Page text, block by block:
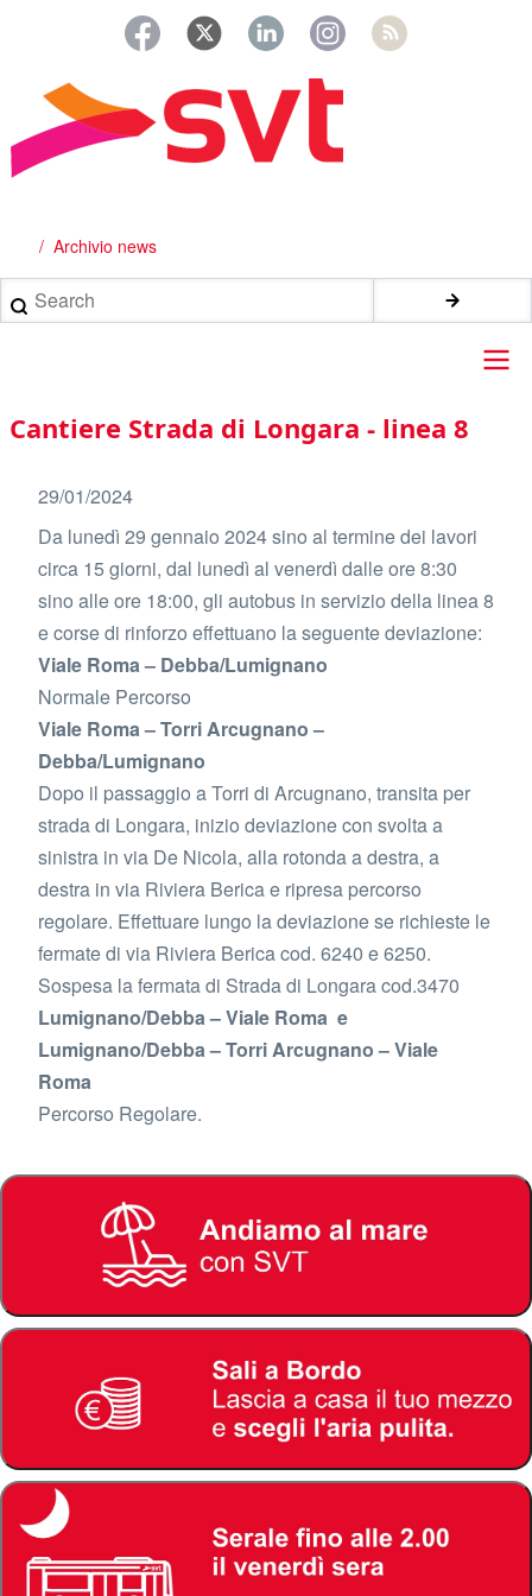
principale
Briciole
di
pane
Archivio news
Search
Main
navigation
Cantiere Strada di Longara - linea 8
29/01/2024
Da lunedì 29 gennaio 2024 sino al termine dei lavori
circa 15 giorni, dal lunedì al venerdì dalle ore 8:30
sino alle ore 18:00, gli autobus in servizio della linea 8
e corse di rinforzo effettuano la seguente deviazione:
Viale Roma – Debba/Lumignano
Normale Percorso
Viale Roma – Torri Arcugnano –
Debba/Lumignano
Dopo il passaggio a Torri di Arcugnano, transita per
strada di Longara, inizio deviazione con svolta a
sinistra in via De Nicola, alla rotonda a destra, a
destra in via Riviera Berica e ripresa percorso
regolare. Effettuare lungo la deviazione se richieste le
fermate di via Riviera Berica cod. 6240 e 6250.
Sospesa la fermata di Strada di Longara cod.3470
Lumignano/Debba – Viale Roma e
Lumignano/Debba – Torri Arcugnano – Viale
Roma
Percorso Regolare.